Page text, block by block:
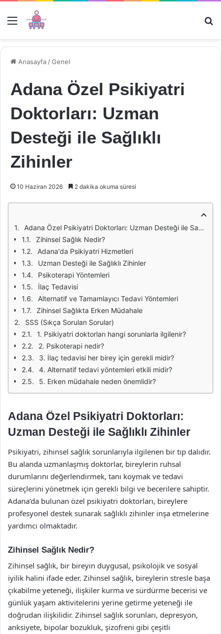
Menü
Anasayfa /Genel
Adana Özel Psikiyatri
Doktorları: Uzman
Desteği ile Sağlıklı
Zihinler
10 Haziran 2026 2 dakika okuma süresi
Adana Özel Psikiyatri Doktorları: Uzman Desteği ile Sağlıklı Zihinler
Zihinsel Sağlık Nedir?
Adana'da Psikiyatri Hizmetleri
Uzman Desteği ile Sağlıklı Zihinler
Psikoterapi Yöntemleri
İlaç Tedavisi
Alternatif ve Tamamlayıcı Tedavi Yöntemleri
Zihinsel Sağlıkta Erken Müdahale
SSS (Sıkça Sorulan Sorular)
1. Psikiyatri doktorları hangi sorunlarla ilgilenir?
2. Psikoterapi nedir?
3. İlaç tedavisi her birey için gerekli midir?
4. Alternatif tedavi yöntemleri etkili midir?
5. Erken müdahale neden önemlidir?
Adana Özel Psikiyatri Doktorları:
Uzman Desteği ile Sağlıklı Zihinler
Psikiyatri, zihinsel sağlık sorunlarıyla ilgilenen bir tıp dalıdır.
Bu alanda uzmanlaşmış doktorlar, bireylerin ruhsal
durumlarını değerlendirmek, tanı koymak ve tedavi
süreçlerini yönetmek için gerekli bilgi ve becerilere sahiptir.
Adana’da bulunan özel psikiyatri doktorları, bireylere
profesyonel destek sunarak sağlıklı zihinler inşa etmelerine
yardımcı olmaktadır.
Zihinsel Sağlık Nedir?
Zihinsel sağlık, bir bireyin duygusal, psikolojik ve sosyal
iyilik halini ifade eder. Zihinsel sağlık, bireylerin stresle başa
çıkabilme yeteneği, ilişkiler kurma ve sürdürme becerisi ve
günlük yaşam aktivitelerini yerine getirme yeteneği ile
doğrudan ilişkilidir. Zihinsel sağlık sorunları, depresyon,
anksiyete, bipolar bozukluk, şizofreni gibi çeşitli